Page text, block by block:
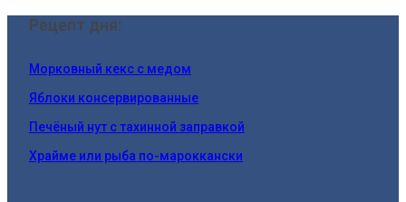
Рецепт дня:
Морковный кекс с медом
Яблоки консервированные
Печёный нут с тахинной заправкой
Храйме или рыба по-мароккански